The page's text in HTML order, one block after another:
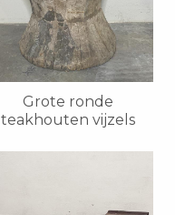
Grote ronde
teakhouten vijzels